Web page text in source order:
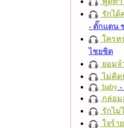
รักได้
- ตั๊กแตน
ใครห
ไชยชิต
ยอม
ไม่คิด
baby -
กล่อม
รักไม่
ใจร้าย